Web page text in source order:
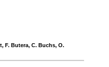
F. Butera, C. Buchs, O.